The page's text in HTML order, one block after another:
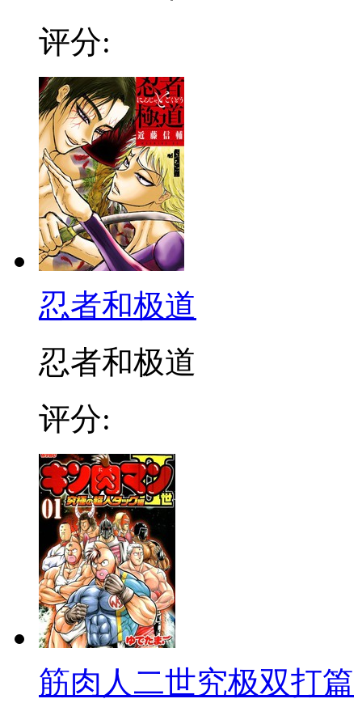
评分:
忍者和极道
忍者和极道
评分:
筋肉人二世究极双打篇